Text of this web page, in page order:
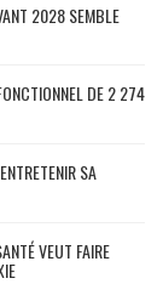
2028 SEMBLE
DE 2 274
SA
VEUT FAIRE